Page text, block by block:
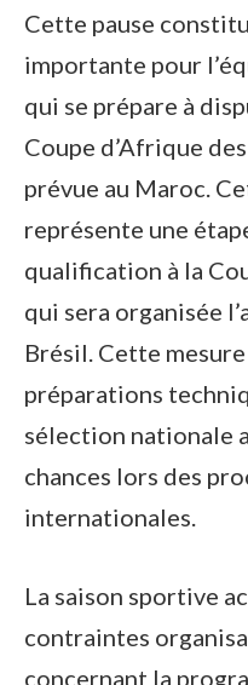
Cette pause
importante pour
qui se prépare à
Coupe d’Afrique
prévue au Maroc.
représente une
qualification à la
qui sera organisée
Brésil. Cette
préparations
sélection nationale
chances lors des
internationales.
La saison sportive
contraintes
concernant la